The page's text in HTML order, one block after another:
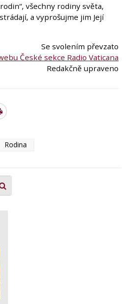
všechny rodiny světa,
a vyprošujme jim Její
Se svolením převzato
České sekce Radio Vaticana
Redakčně upraveno
Rodina